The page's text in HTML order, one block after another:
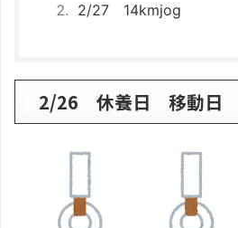
2/27 14kmjog
2/26 休養日 移動日